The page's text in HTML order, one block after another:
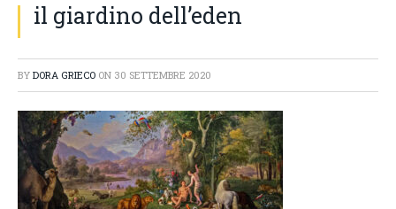
il giardino dell’eden
BY DORA GRIECO ON 30 SETTEMBRE 2020